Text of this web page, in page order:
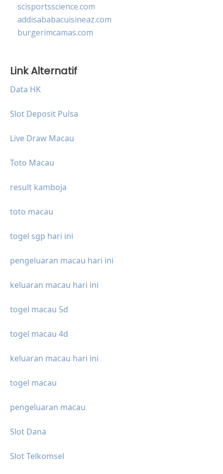
scisportsscience.com
addisababacuisineaz.com
burgerimcamas.com
Link Alternatif
Data HK
Slot Deposit Pulsa
Live Draw Macau
Toto Macau
result kamboja
toto macau
togel sgp hari ini
pengeluaran macau hari ini
keluaran macau hari ini
togel macau 5d
togel macau 4d
keluaran macau hari ini
togel macau
pengeluaran macau
Slot Dana
Slot Telkomsel